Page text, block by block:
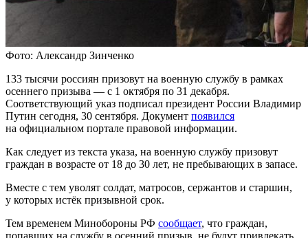
Фото: Александр Зинченко
133 тысячи россиян призовут на военную службу в рамках
осеннего призыва — с 1 октября по 31 декабря.
Соответствующий указ подписал президент России Владимир
Путин сегодня, 30 сентября. Документ появился
на официальном портале правовой информации.
Как следует из текста указа, на военную службу призовут
граждан в возрасте от 18 до 30 лет, не пребывающих в запасе.
Вместе с тем уволят солдат, матросов, сержантов и старшин,
у которых истёк призывной срок.
Тем временем Минобороны РФ сообщает, что граждан,
попавших на службу в осенний призыв, не будут привлекать